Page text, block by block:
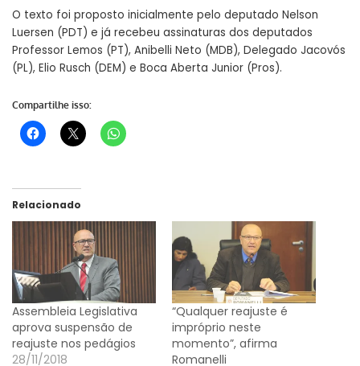
O texto foi proposto inicialmente pelo deputado Nelson
Luersen (PDT) e já recebeu assinaturas dos deputados
Professor Lemos (PT), Anibelli Neto (MDB), Delegado Jacovós
(PL), Elio Rusch (DEM) e Boca Aberta Junior (Pros).
Compartilhe isso:
Relacionado
Assembleia Legislativa
aprova suspensão de
reajuste nos pedágios
28/11/2018
“Qualquer reajuste é
impróprio neste
momento”, afirma
Romanelli